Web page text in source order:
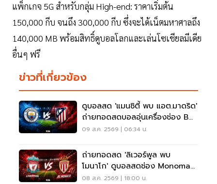
แพ็กเกจ 5G สำหรับกลุ่ม High-end: ราคาเริ่มต้น
150,000 กีบ จนถึง 300,000 กีบ ซึ่งจะได้เน็ตมหาศาลถึง
140,000 MB พร้อมสิทธิ์ดูบอลโลกและเล่นโซเชียลมีเดีย
อื่นๆ ฟรี
ข่าวที่เกี่ยวข้อง
ดูบอลสด 'แมนซิตี้ พบ แอต.มาดริด'
ถ่ายทอดสดบอลอุ่นเครื่องช่อง BG
SPORTS 18.00 น.
09 ส.ค. 2569 | 06:34 น.
ถ่ายทอดสด 'ลิเวอร์พูล พบ
โมนาโก' ดูบอลสดช่อง Monomax
9 ส.ค.69 เวลา 20.30 น.
08 ส.ค. 2569 | 18:00 น.